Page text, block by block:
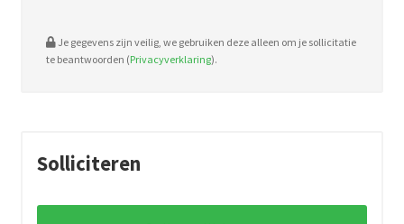
Je gegevens zijn veilig, we gebruiken deze alleen om je sollicitatie
te beantwoorden (Privacyverklaring).
Solliciteren